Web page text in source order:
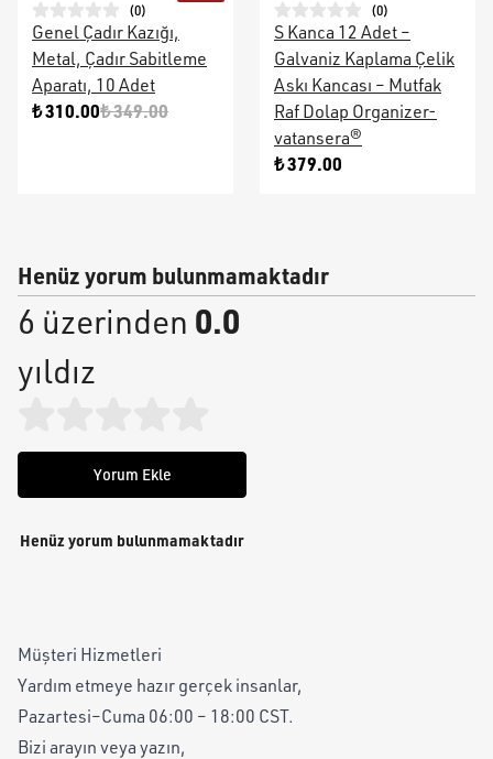
(0)
Genel Çadır Kazığı,
Metal, Çadır Sabitleme
Aparatı, 10 Adet
₺ 310.00₺ 349.00
(0)
S Kanca 12 Adet –
Galvaniz Kaplama Çelik
Askı Kancası – Mutfak
Raf Dolap Organizer-
vatansera®
₺ 379.00
Henüz yorum bulunmamaktadır
6 üzerinden 0.0
yıldız
Yorum Ekle
Henüz yorum bulunmamaktadır
Müşteri Hizmetleri
Yardım etmeye hazır gerçek insanlar,
Pazartesi–Cuma 06:00 – 18:00 CST.
Bizi arayın veya yazın,